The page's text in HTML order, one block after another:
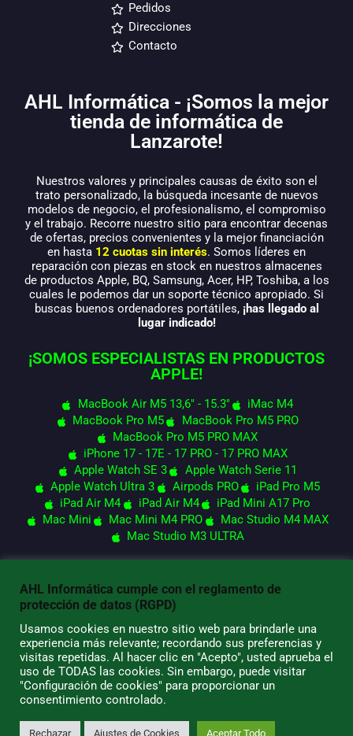
Pedidos
Direcciones
Contacto
AHL Informática - ¡Somos la mejor
tienda de informática de
Lanzarote!
Nuestros valores y principales causas de éxito son el
trato personalizado, la búsqueda incesante de nuevos
modelos de negocio, el profesionalismo, el compromiso
y el trabajo. Recorre nuestro sitio para encontrar decenas
de ofertas, precios convenientes y la mejor financiación
en hasta 12 cuotas sin interés. Somos líderes en
reparación con piezas en stock en nuestros almacenes
de productos Apple, BQ, Samsung, Acer, HP, Toshiba, a los
cuales le podemos dar un soporte técnico apropiado. Si
buscas buenos ordenadores portátiles, ¡has llegado al
lugar indicado!
¡SOMOS ESPECIALISTAS EN PRODUCTOS
APPLE!
MacBook Air M5 13,6" - 15.3"
iMac M4
MacBook Pro M5
MacBook Pro M5 PRO
MacBook Pro M5 PRO MAX
iPhone 17 - 17E - 17 PRO - 17 PRO MAX
Apple Watch SE 3
Apple Watch Serie 11
Apple Watch Ultra 3
Airpods PRO
iPad Pro M5
iPad Air M4
iPad Air M4
iPad Mini A17 Pro
Mac Mini
Mac Mini M4 PRO
Mac Studio M4 MAX
Mac Studio M3 ULTRA
© 2026 AHL Informática
AHL Informática cumple con el reglamento de
protección de datos (RGPD)
Usamos cookies en nuestro sitio web para brindarle una
experiencia más relevante; recordando sus preferencias y
visitas repetidas. Al hacer clic en "Acepto", usted aprueba el
uso de TODAS las cookies. Sin embargo, puede visitar
"Configuración de cookies" para proporcionar un
consentimiento controlado.
Rechazar Ajustes de Cookies Aceptar Todo